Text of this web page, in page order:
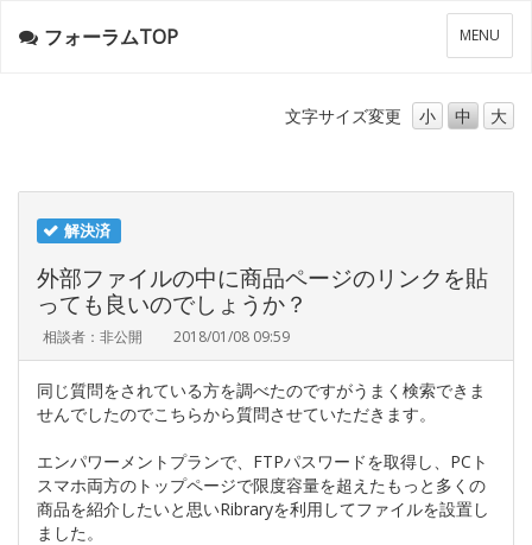
メ
ニ
ー
MENU
フォーラムTOP
文字サイズ変更 小 中 大
解決済
外部ファイルの中に商品ページのリンクを貼
っても良いのでしょうか？
相談者：非公開 2018/01/08 09:59
同じ質問をされている方を調べたのですがうまく検索できま
せんでしたのでこちらから質問させていただきます。
エンパワーメントプランで、FTPパスワードを取得し、PCト
スマホ両方のトップページで限度容量を超えたもっと多くの
商品を紹介したいと思いRibraryを利用してファイルを設置し
ました。